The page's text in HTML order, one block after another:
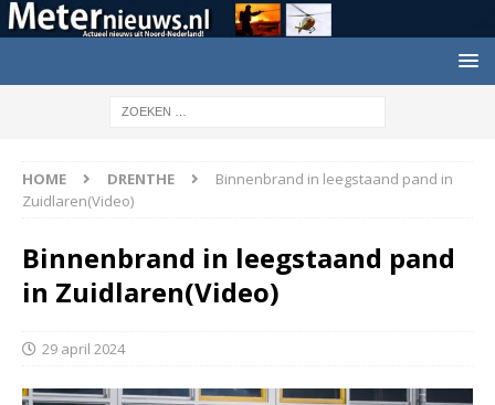
HOME DRENTHE
Binnenbrand in leegstaand pand in
Zuidlaren(Video)
Binnenbrand in leegstaand pand
in Zuidlaren(Video)
29 april 2024